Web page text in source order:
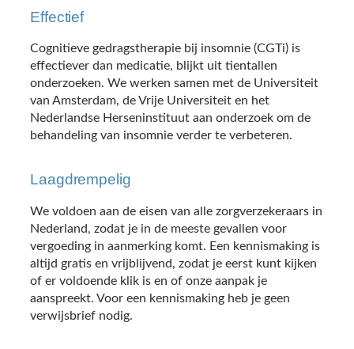
Effectief
Cognitieve gedragstherapie bij insomnie (CGTi) is
effectiever dan medicatie, blijkt uit tientallen
onderzoeken. We werken samen met de Universiteit
van Amsterdam, de Vrije Universiteit en het
Nederlandse Herseninstituut aan onderzoek om de
behandeling van insomnie verder te verbeteren.
Laagdrempelig
We voldoen aan de eisen van alle zorgverzekeraars in
Nederland, zodat je in de meeste gevallen voor
vergoeding in aanmerking komt. Een kennismaking is
altijd gratis en vrijblijvend, zodat je eerst kunt kijken
of er voldoende klik is en of onze aanpak je
aanspreekt. Voor een kennismaking heb je geen
verwijsbrief nodig.